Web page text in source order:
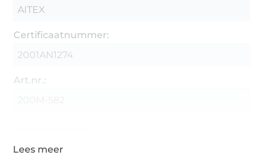
AITEX
Certificaatnummer:
2001AN1274
Art.nr.: